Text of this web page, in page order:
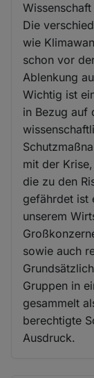
Die
wie
schon vor
Ablenkung
Wichtig ist
in Bezug auf
mit der
die zu den
gefährdet ist
unserem
sowie auch
Gruppen in
gesammelt
berechtigte
Ausdruck.